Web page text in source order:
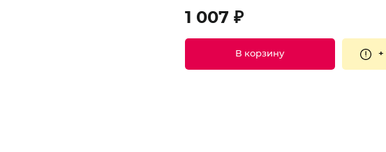
1 007 ₽
В корзину +